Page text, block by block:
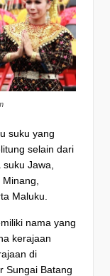
suku yang
selain dari
Jawa,
Maluku.
nama yang
kerajaan
di
Sungai Batang